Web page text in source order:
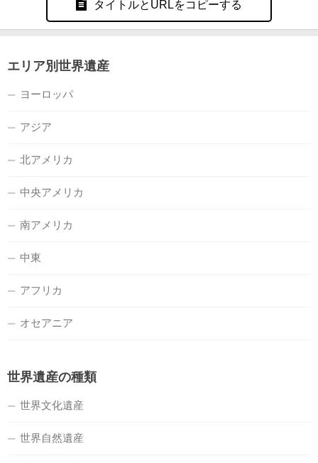
タイトルとURLをコピーする
エリア別世界遺産
ヨーロッパ
アジア
北アメリカ
中央アメリカ
南アメリカ
中東
アフリカ
オセアニア
世界遺産の種類
世界文化遺産
世界自然遺産